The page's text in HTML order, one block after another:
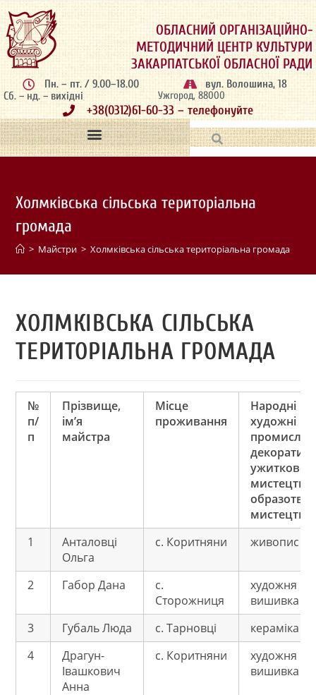
ОБЛАСНИЙ ОРГАНІЗАЦІЙНО-
МЕТОДИЧНИЙ ЦЕНТР КУЛЬТУРИ
ЗАКАРПАТСЬКОЇ ОБЛАСНОЇ РАДИ
Пн. – пт. / 9.00–18.00
Сб. – нд. – вихідні
вул. Волошина, 18
Ужгород, 88000
+38(0312)61-60-33 – телефонуйте
Холмківська сільська територіальна
громада
> Майстри > Холмківська сільська територіальна громада
ХОЛМКІВСЬКА СІЛЬСЬКА
ТЕРИТОРІАЛЬНА ГРОМАДА
№
п/
п
Прізвище,
ім’я
майстра
Місце
проживання
Народні
художні
промисли,
ужиткове
мистецтво,
мистецтво
1
Анталовці
Ольга
с. Коритняни живопис
2 Габор Дана
с.
Сторожниця
художня
вишивка
3
Губаль Люда с. Тарновці
кераміка
4
Драгун-
Івашкович
Анна
с. Коритняни
художня
вишивка